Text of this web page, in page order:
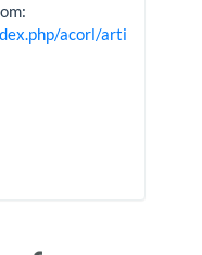
acorl/arti